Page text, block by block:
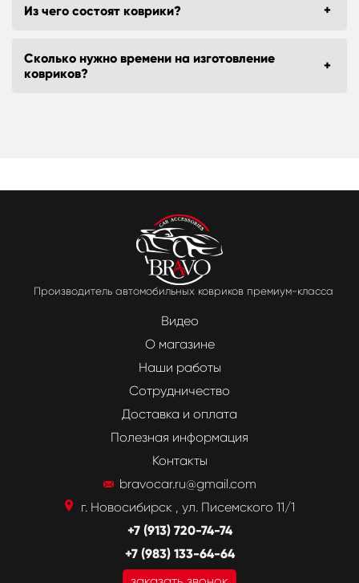
Из чего состоят коврики?
Сколько нужно времени на изготовление
ковриков?
Производитель автомобильных ковриков премиум-класса
Видео
О магазине
Наши работы
Сотрудничество
Доставка и оплата
Полезная информация
Контакты
bravocar.ru@gmail.com
г. Новосибирск , ул. Писемского 11/1
+7 (913) 720-74-74
+7 (983) 133-64-64